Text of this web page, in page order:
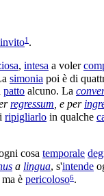
invito1 .
, intesa a voler
simonia poi è di
patto alcuno. La
regressum, e per
ripigliarlo in qualche
cosa temporale
a lingua, s'intende
è pericoloso6.